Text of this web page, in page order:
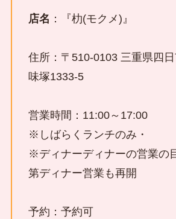
店名 ：『朸(モクメ)』
住所：〒510-0103 三重県四
味塚1333-5
営業時間：11:00～17:00
※しばらくランチのみ・
※ディナーディナーの営業の
第ディナー営業も再開
予約：予約可